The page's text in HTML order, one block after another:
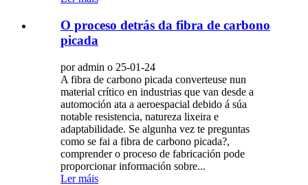
O proceso detrás da fibra de carbono
picada
por admin o 25-01-24
A fibra de carbono picada converteuse nun
material crítico en industrias que van desde a
automoción ata a aeroespacial debido á súa
notable resistencia, natureza lixeira e
adaptabilidade. Se algunha vez te preguntas
como se fai a fibra de carbono picada?,
comprender o proceso de fabricación pode
proporcionar información sobre...
Ler máis